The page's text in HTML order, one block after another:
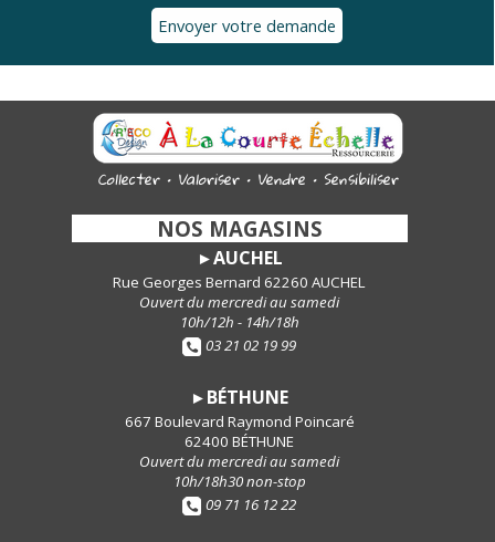
Collecter • Valoriser • Vendre • Sensibiliser
NOS MAGASINS
►AUCHEL
Rue Georges Bernard 62260 AUCHEL
Ouvert du mercredi au samedi
10h/12h - 14h/18h
03 21 02 19 99
► BÉTHUNE
667 Boulevard Raymond Poincaré
62400 BÉTHUNE
Ouvert du mercredi au samedi
10h/18h30 non-stop
09 71 16 12 22